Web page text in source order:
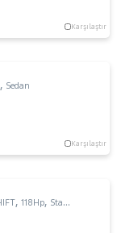
Karşılaştır
, Sedan
Karşılaştır
,118Hp, StationWagon